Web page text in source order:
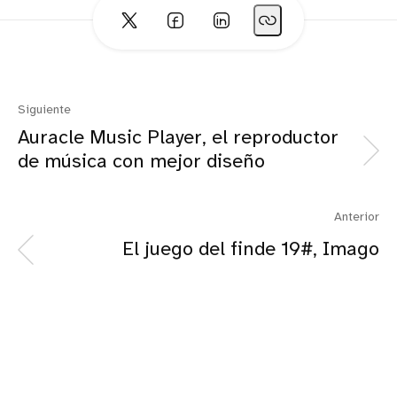
Siguiente
Auracle Music Player, el reproductor
de música con mejor diseño
Anterior
El juego del finde 19#, Imago